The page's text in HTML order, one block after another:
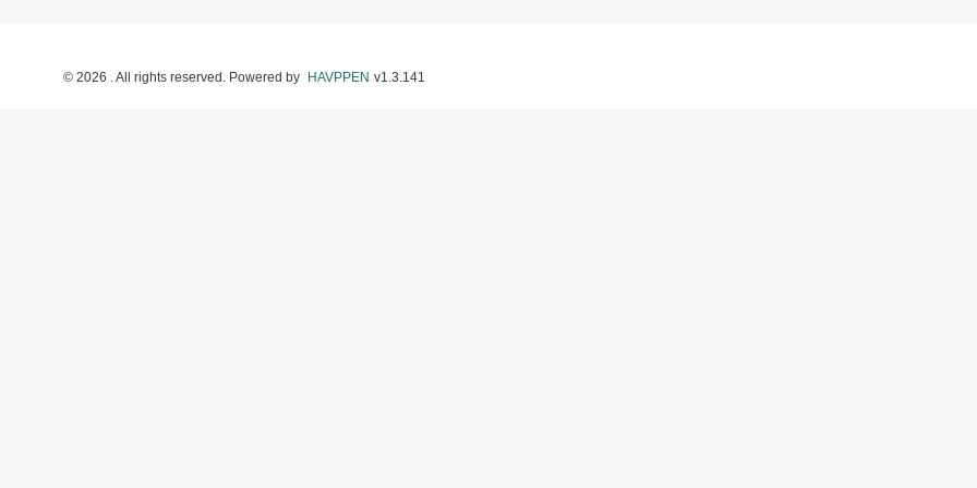
© 2026 . All rights reserved. Powered by HAVPPEN v1.3.141